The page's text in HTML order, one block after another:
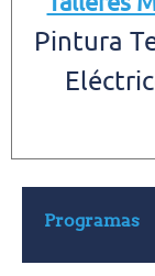
Programas
Pintura